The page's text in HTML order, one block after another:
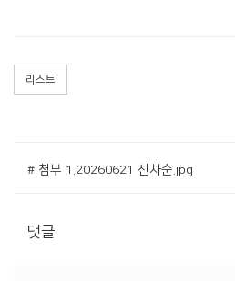
리스트
# 첨부 1.20260621 신차순.jpg
댓글